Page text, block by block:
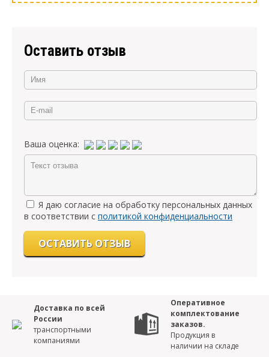
Доставка по всей
России
транспортными
компаниями
Оперативное
комплектование
заказов.
Продукция в
наличии на складе
Оставить отзыв
Ваша оценка:
Я даю согласие на обработку персональных данных
в соответствии с политикой конфиденциальности